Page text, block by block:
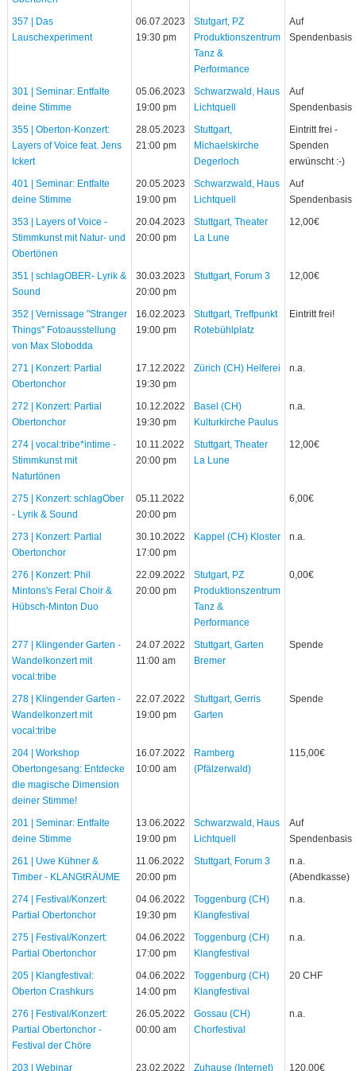
357 | Das
Lauschexperiment
06.07.2023
19:30 pm
Stutgart, PZ
Produktionszentrum
Tanz &
Performance
Auf
Spendenbasis
301 | Seminar: Entfalte
deine Stimme
05.06.2023
19:00 pm
Schwarzwald, Haus
Lichtquell
Auf
Spendenbasis
355 | Oberton-Konzert:
Layers of Voice feat. Jens
Ickert
28.05.2023
21:00 pm
Stuttgart,
Michaelskirche
Degerloch
Eintritt frei -
Spenden
erwünscht :-)
401 | Seminar: Entfalte
deine Stimme
20.05.2023
19:00 pm
Schwarzwald, Haus
Lichtquell
Auf
Spendenbasis
353 | Layers of Voice -
Stimmkunst mit Natur- und
Obertönen
20.04.2023
20:00 pm
Stuttgart, Theater
La Lune
12,00€
351 | schlagOBER- Lyrik &
Sound
30.03.2023
20:00 pm
Stuttgart, Forum 3 12,00€
352 | Vernissage "Stranger
Things" Fotoausstellung
von Max Slobodda
16.02.2023
19:00 pm
Stuttgart, Treffpunkt
Rotebühlplatz
Eintritt frei!
271 | Konzert: Partial
Obertonchor
17.12.2022
19:30 pm
Zürich (CH) Helferei n.a.
272 | Konzert: Partial
Obertonchor
10.12.2022
19:30 pm
Basel (CH)
Kulturkirche Paulus
n.a.
274 | vocal:tribe*intime -
Stimmkunst mit
Naturtönen
10.11.2022
20:00 pm
Stuttgart, Theater
La Lune
12,00€
275 | Konzert: schlagOber
- Lyrik & Sound
05.11.2022
20:00 pm
6,00€
273 | Konzert: Partial
Obertonchor
30.10.2022
17:00 pm
Kappel (CH) Kloster n.a.
276 | Konzert: Phil
Mintons's Feral Choir &
Hübsch-Minton Duo
22.09.2022
20:00 pm
Stutgart, PZ
Produktionszentrum
Tanz &
Performance
0,00€
277 | Klingender Garten -
Wandelkonzert mit
vocal:tribe
24.07.2022
11:00 am
Stuttgart, Garten
Bremer
Spende
278 | Klingender Garten -
Wandelkonzert mit
vocal:tribe
22.07.2022
19:00 pm
Stuttgart, Gerris
Garten
Spende
204 | Workshop
Obertongesang: Entdecke
die magische Dimension
deiner Stimme!
16.07.2022
10:00 am
Ramberg
(Pfälzerwald)
115,00€
201 | Seminar: Entfalte
deine Stimme
13.06.2022
19:00 pm
Schwarzwald, Haus
Lichtquell
Auf
Spendenbasis
261 | Uwe Kühner &
Timber - KLANGtRÄUME
11.06.2022
20:00 pm
Stuttgart, Forum 3
n.a.
(Abendkasse)
274 | Festival/Konzert:
Partial Obertonchor
04.06.2022
19:30 pm
Toggenburg (CH)
Klangfestival
n.a.
275 | Festival/Konzert:
Partial Obertonchor
04.06.2022
17:00 pm
Toggenburg (CH)
Klangfestival
n.a.
205 | Klangfestival:
Oberton Crashkurs
04.06.2022
14:00 pm
Toggenburg (CH)
Klangfestival
20 CHF
276 | Festival/Konzert:
Partial Obertonchor -
Festival der Chöre
26.05.2022
00:00 am
Gossau (CH)
Chorfestival
n.a.
203 | Webinar
23.02.2022
Zuhause (Internet) 120,00€